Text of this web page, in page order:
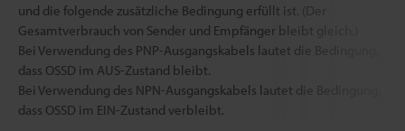
und die folgende zusätzliche Bedingung erfüllt ist. (Der
Gesamtverbrauch von Sender und Empfänger bleibt gleich.)
Bei Verwendung des PNP-Ausgangskabels lautet die Bedingung,
dass OSSD im AUS-Zustand bleibt.
Bei Verwendung des NPN-Ausgangskabels lautet die Bedingung,
dass OSSD im EIN-Zustand verbleibt.